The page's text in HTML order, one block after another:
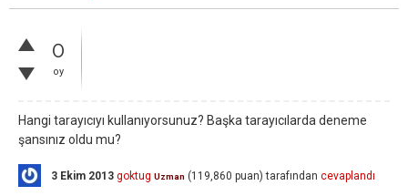
0
oy
Hangi tarayıcıyı kullanıyorsunuz? Başka tarayıcılarda deneme
şansınız oldu mu?
3 Ekim 2013 goktug Uzman (119,860 puan) tarafından cevaplandı